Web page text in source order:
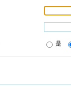
是